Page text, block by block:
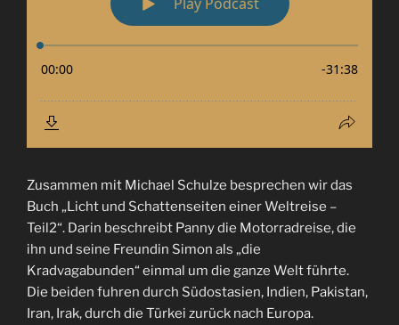
Zusammen mit Michael Schulze besprechen wir das
Buch „Licht und Schattenseiten einer Weltreise –
Teil2“. Darin beschreibt Panny die Motorradreise, die
ihn und seine Freundin Simon als „die
Kradvagabunden“ einmal um die ganze Welt führte.
Die beiden fuhren durch Südostasien, Indien, Pakistan,
Iran, Irak, durch die Türkei zurück nach Europa.